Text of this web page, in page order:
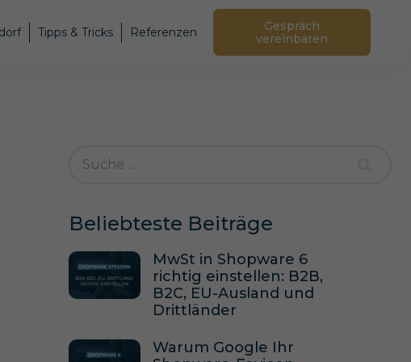
Tipps & Tricks Referenzen
Gespräch
vereinbaren
Beliebteste Beiträge
MwSt in Shopware 6
richtig einstellen: B2B,
B2C, EU-Ausland und
Drittländer
Warum Google Ihr